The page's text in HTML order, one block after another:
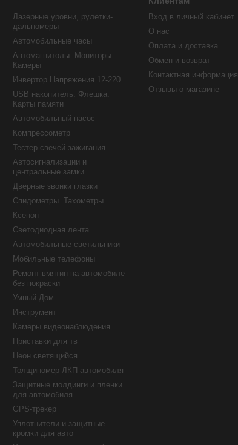
Лазерные уровни, рулетки-
дальномеры
Автомобильные часы
Автомагнитолы. Мониторы.
Камеры
Инвертор Напряжения 12-220
USB накопитель. Флешка.
Карты памяти
Автомобильный насос
Компрессометр
Тестер свечей зажигания
Автосигнализации и
центральные замки
Дверные звонки глазки
Спидометры. Тахометры
Ксенон
Светодиодная лента
Автомобильные светильники
Мобильные телефоны
Ремонт вмятин на автомобиле
без покраски
Умный Дом
Инструмент
Камеры видеонаблюдения
Приставки для тв
Неон светящийся
Толщиномер ЛКП автомобиля
Защитные молдинги и пленки
для автомобиля
GPS-трекер
Уплотнители и защитные
кромки для авто
Вход в личный кабинет
О нас
Оплата и доставка
Обмен и возврат
Контактная информация
Отзывы о магазине